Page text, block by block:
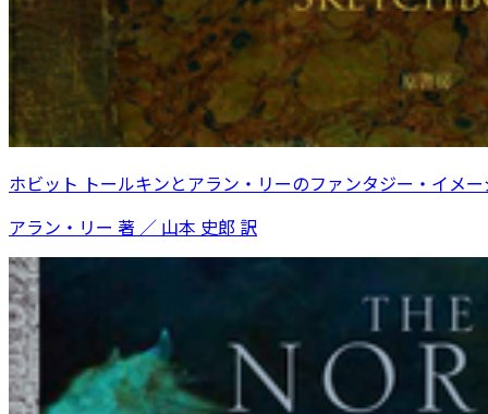
ホビット トールキンとアラン・リーのファンタジー・イメ
アラン・リー 著 ／ 山本 史郎 訳